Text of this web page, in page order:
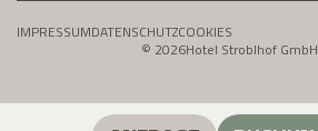
IMPRESSUMDATENSCHUTZCOOKIES
© 2026Hotel Stroblhof